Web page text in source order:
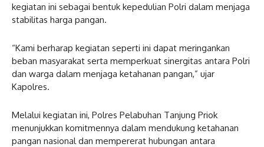
kegiatan ini sebagai bentuk kepedulian Polri dalam menjaga
stabilitas harga pangan.
“Kami berharap kegiatan seperti ini dapat meringankan
beban masyarakat serta memperkuat sinergitas antara Polri
dan warga dalam menjaga ketahanan pangan,” ujar
Kapolres.
Melalui kegiatan ini, Polres Pelabuhan Tanjung Priok
menunjukkan komitmennya dalam mendukung ketahanan
pangan nasional dan mempererat hubungan antara